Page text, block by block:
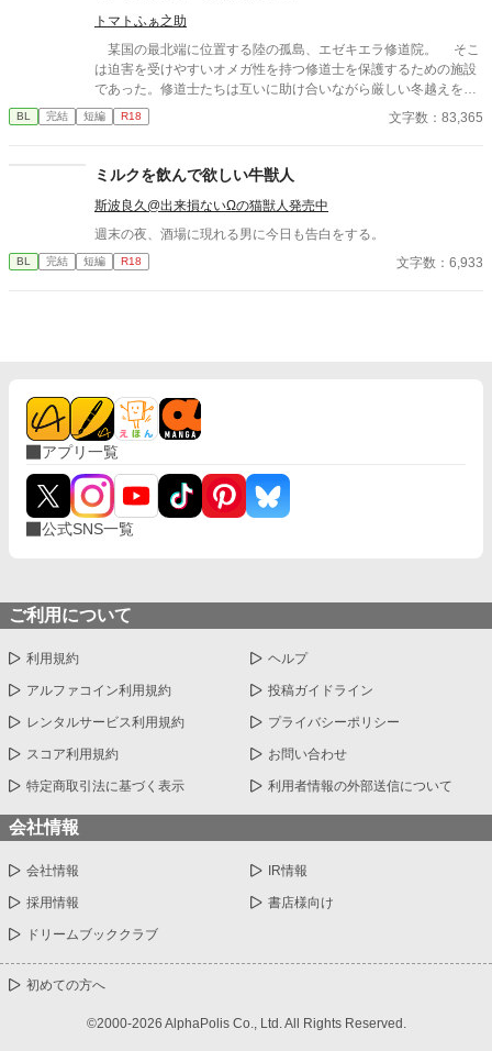
トマトふぁ之助
某国の最北端に位置する陸の孤島、エゼキエラ修道院。 そこ
は迫害を受けやすいオメガ性を持つ修道士を保護するための施設
であった。修道士たちは互いに助け合いながら厳しい冬越えを行
っていたが、ある夜の訪問者によってその平穏な生活は終焉を迎
える。 聖なる家で嬲られる哀れな修道士たち。アルファ性の兵
躙し尽くしていく。その裏に棲まうものの正体とは。
BL 完結 短編 R18 文字数：83,365
ミルクを飲んで欲しい牛獣人
斯波良久@出来損ないΩの猫獣人発売中
週末の夜、酒場に現れる男に今日も告白をする。
BL 完結 短編 R18 文字数：6,933
アプリ一覧
公式SNS一覧
ご利用について
利用規約 ヘルプ
アルファコイン利用規約 投稿ガイドライン
レンタルサービス利用規約 プライバシーポリシー
スコア利用規約 お問い合わせ
特定商取引法に基づく表示 利用者情報の外部送信について
会社情報
会社情報 IR情報
採用情報 書店様向け
ドリームブッククラブ
初めての方へ
©2000-2026 AlphaPolis Co., Ltd. All Rights Reserved.